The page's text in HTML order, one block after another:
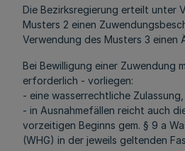
Die Bezirksregierung erteilt unter
Musters 2 einen
Verwendung des Musters 3 einen
Bei Bewilligung einer Zuwendung
erforderlich - vorliegen:
- eine wasserrechtliche Zulassung,
- in Ausnahmefällen reicht auch
vorzeitigen Beginns gem. § 9 a
(WHG) in der jeweils geltenden